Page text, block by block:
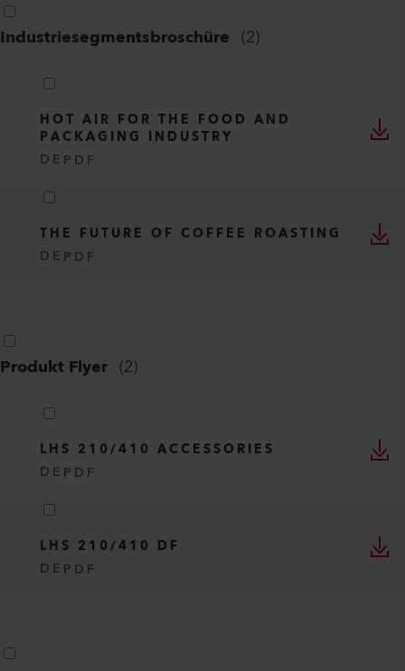
Industriesegmentsbroschüre (2)
HOT AIR FOR THE FOOD AND
PACKAGING INDUSTRY
DE PDF
THE FUTURE OF COFFEE ROASTING
DE PDF
Produkt Flyer (2)
LHS 210/410 ACCESSORIES
DE PDF
LHS 210/410 DF
DE PDF